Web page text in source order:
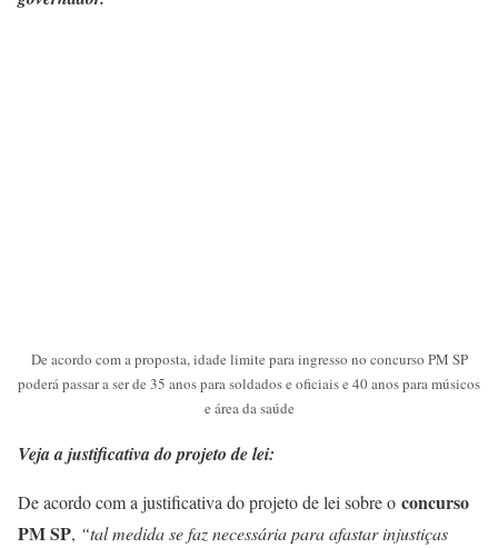
De acordo com a proposta, idade limite para ingresso no concurso PM SP
poderá passar a ser de 35 anos para soldados e oficiais e 40 anos para músicos
e área da saúde
Veja a justificativa do projeto de lei:
De acordo com a justificativa do projeto de lei sobre o concurso
PM SP, “tal medida se faz necessária para afastar injustiças